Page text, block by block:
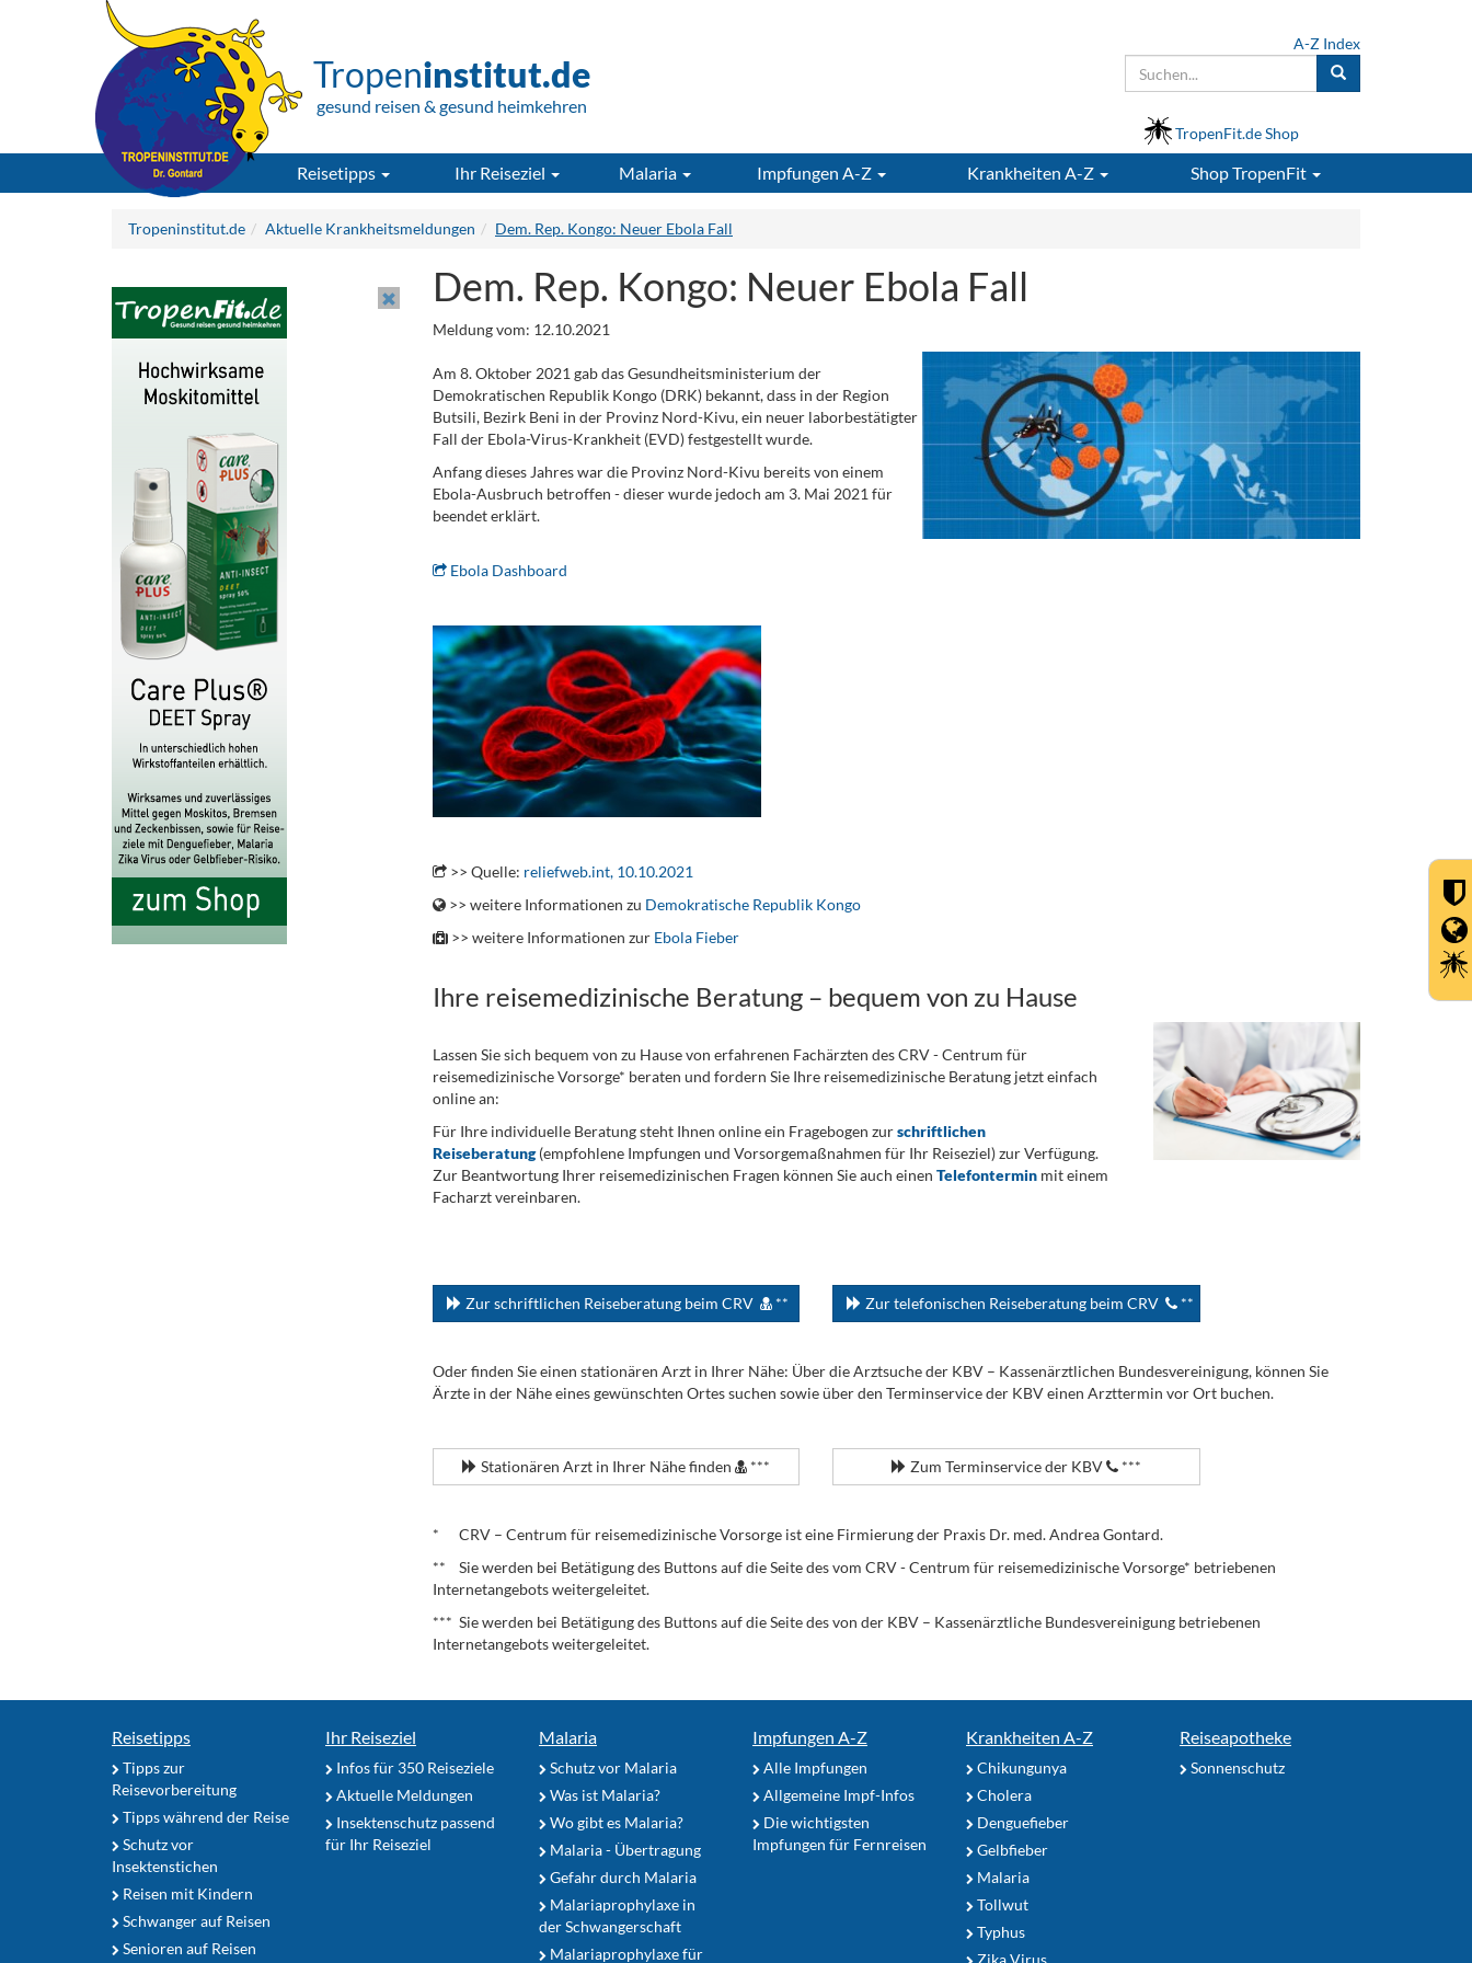
Tropeninstitut.de
gesund reisen & gesund heimkehren
A-Z Index
TropenFit.de Shop
Reisetipps Ihr Reiseziel Malaria Impfungen A-Z Krankheiten A-Z ShopTropenFit
Tropeninstitut.de Aktuelle Krankheitsmeldungen Dem. Rep. Kongo: Neuer Ebola Fall
Dem. Rep. Kongo: Neuer Ebola Fall
Meldung vom: 12.10.2021
Am 8. Oktober 2021 gab das Gesundheitsministerium der
Demokratischen Republik Kongo (DRK) bekannt, dass in der Region
Butsili, Bezirk Beni in der Provinz Nord-Kivu, ein neuer laborbestätigter
Fall der Ebola-Virus-Krankheit (EVD) festgestellt wurde.
Anfang dieses Jahres war die Provinz Nord-Kivu bereits von einem
Ebola-Ausbruch betroffen - dieser wurde jedoch am 3. Mai 2021 für
beendet erklärt.
Ebola Dashboard
>> Quelle: reliefweb.int, 10.10.2021
>> weitere Informationen zu Demokratische Republik Kongo
>> weitere Informationen zur Ebola Fieber
Ihre reisemedizinische Beratung – bequem von zu Hause
Lassen Sie sich bequem von zu Hause von erfahrenen Fachärzten des CRV - Centrum für
reisemedizinische Vorsorge* beraten und fordern Sie Ihre reisemedizinische Beratung jetzt einfach
online an:
Für Ihre individuelle Beratung steht Ihnen online ein Fragebogen zurschriftlichen
Reiseberatung(empfohlene Impfungen und Vorsorgemaßnahmen für Ihr Reiseziel) zur Verfügung.
Zur Beantwortung Ihrer reisemedizinischen Fragen können Sie auch einen Telefonterminmit einem
Facharzt vereinbaren.
Zur schriftlichen Reiseberatung beim CRV ** Zur telefonischen Reiseberatung beim CRV **
Oder finden Sie einen stationären Arzt in Ihrer Nähe: Über die Arztsuche der KBV – Kassenärztlichen Bundesvereinigung, können Sie
Ärzte in der Nähe eines gewünschten Ortes suchen sowie über den Terminservice der KBV einen Arzttermin vor Ort buchen.
Stationären Arzt in Ihrer Nähe finden *** Zum Terminservice der KBV ***
* CRV – Centrum für reisemedizinische Vorsorge ist eine Firmierung der Praxis Dr. med. Andrea Gontard.
** Sie werden bei Betätigung des Buttons auf die Seite des vom CRV - Centrum für reisemedizinische Vorsorge* betriebenen
Internetangebots weitergeleitet.
*** Sie werden bei Betätigung des Buttons auf die Seite des von der KBV – Kassenärztliche Bundesvereinigung betriebenen
Internetangebots weitergeleitet.
Reisetipps
Tipps zur
Reisevorbereitung
Tipps während der Reise
Schutz vor
Insektenstichen
Reisen mit Kindern
Schwanger auf Reisen
Senioren auf Reisen
Ihr Reiseziel
Infos für 350 Reiseziele
Aktuelle Meldungen
Insektenschutz passend
für Ihr Reiseziel
Malaria
Schutz vor Malaria
Was ist Malaria?
Wo gibt es Malaria?
Malaria - Übertragung
Gefahr durch Malaria
Malariaprophylaxe in
der Schwangerschaft
Malariaprophylaxe für
Impfungen A-Z
Alle Impfungen
Allgemeine Impf-Infos
Die wichtigsten
Impfungen für Fernreisen
Krankheiten A-Z
Chikungunya
Cholera
Denguefieber
Gelbfieber
Malaria
Tollwut
Typhus
Zika Virus
Reiseapotheke
Sonnenschutz